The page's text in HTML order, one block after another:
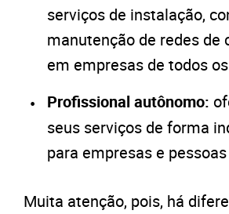
serviços de instalação,
manutenção de redes de
em empresas de todos
Profissional autônomo:
seus serviços de forma
para empresas e
Muita atenção, pois, há